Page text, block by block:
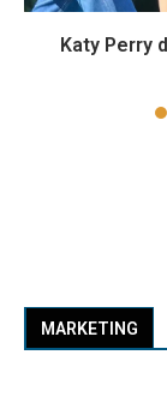
Katy Perry
MARKETING